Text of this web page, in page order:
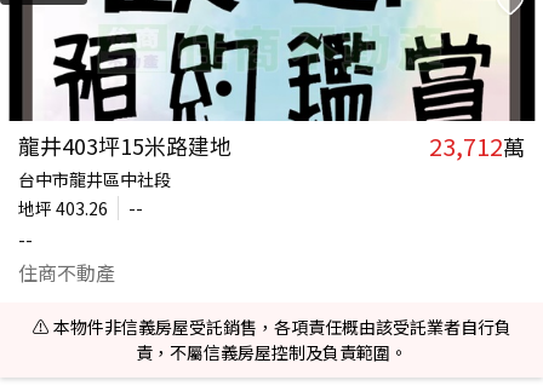
龍井403坪15米路建地 23,712萬
台中市龍井區中社段
地坪 403.26
--
--
住商不動產
⚠️ 本物件非信義房屋受託銷售，各項責任概由該受託業者自行負
責，不屬信義房屋控制及負責範圍。